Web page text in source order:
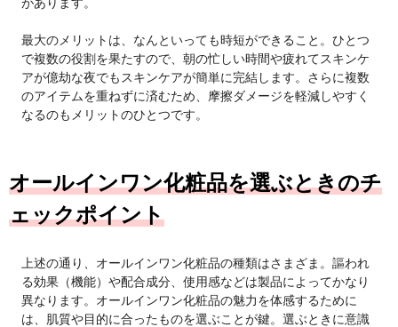
最大のメリットは、なんといっても時短ができること。ひとつ
で複数の役割を果たすので、朝の忙しい時間や疲れてスキンケ
アが億劫な夜でもスキンケアが簡単に完結します。さらに複数
のアイテムを重ねずに済むため、摩擦ダメージを軽減しやすく
なるのもメリットのひとつです。
オールインワン化粧品を選ぶときのチ
ェックポイント
上述の通り、オールインワン化粧品の種類はさまざま。謳われ
る効果（機能）や配合成分、使用感などは製品によってかなり
異なります。オールインワン化粧品の魅力を体感するために
は、肌質や目的に合ったものを選ぶことが鍵。選ぶときに意識